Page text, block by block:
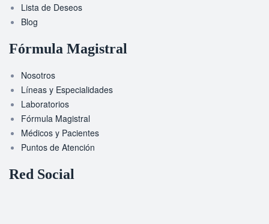
Lista de Deseos
Blog
Fórmula Magistral
Nosotros
Líneas y Especialidades
Laboratorios
Fórmula Magistral
Médicos y Pacientes
Puntos de Atención
Red Social